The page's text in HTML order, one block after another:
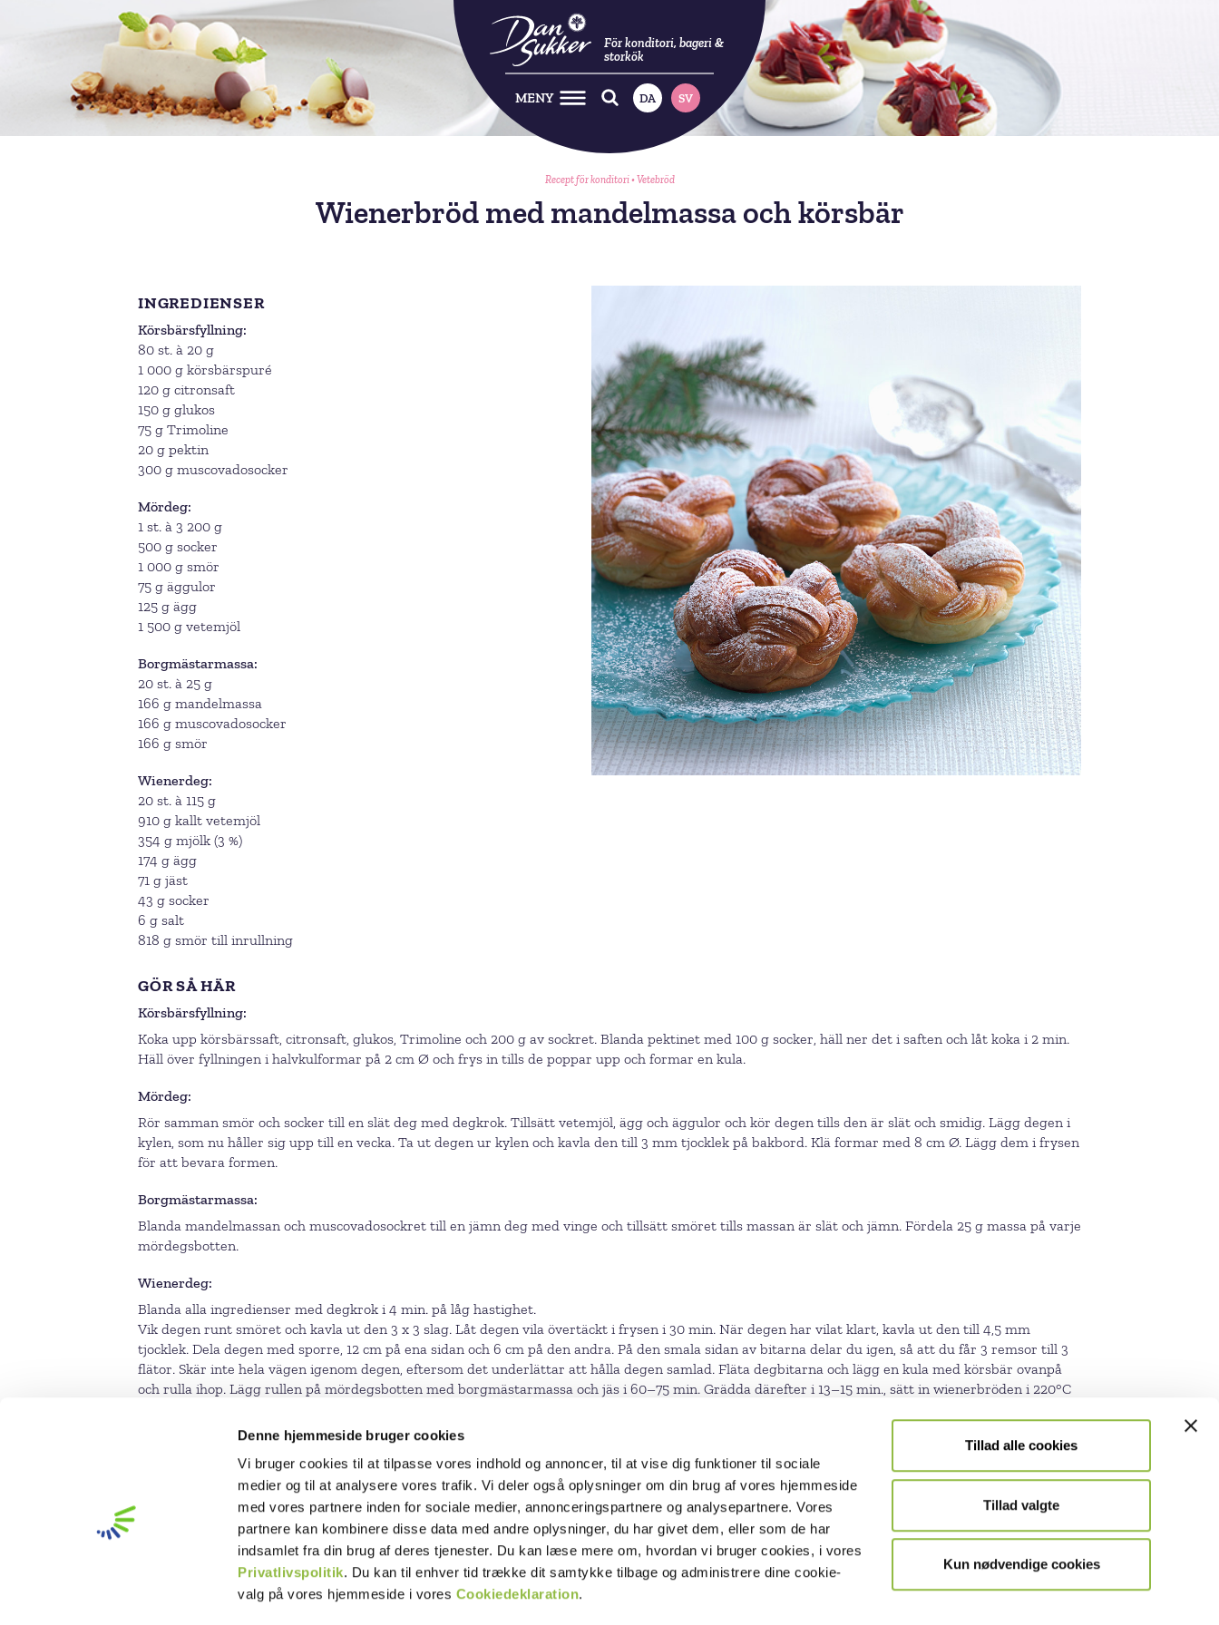
Denne hjemmeside bruger cookies
Vi bruger cookies til at tilpasse vores indhold og annoncer, til at vise dig funktioner til sociale
medier og til at analysere vores trafik. Vi deler også oplysninger om din brug af vores hjemmeside
med vores partnere inden for sociale medier, annonceringspartnere og analysepartnere. Vores
partnere kan kombinere disse data med andre oplysninger, du har givet dem, eller som de har
indsamlet fra din brug af deres tjenester. Du kan læse mere om, hvordan vi bruger cookies, i vores
Privatlivspolitik. Du kan til enhver tid trække dit samtykke tilbage og administrere dine cookie-
valg på vores hjemmeside i vores Cookiedeklaration.
Tillad alle cookies
Tillad valgte
Kun nødvendige cookies
För konditori, bageri &
storkök
MENY DA SV
Recept för konditori•Vetebröd
Wienerbröd med mandelmassa och körsbär
INGREDIENSER
Körsbärsfyllning
80 st. à 20 g
1 000 g körsbärspuré
120 g citronsaft
150 g glukos
75 g Trimoline
20 g pektin
300 g muscovadosocker
Mördeg
1 st. à 3 200 g
500 g socker
1 000 g smör
75 g äggulor
125 g ägg
1 500 g vetemjöl
Borgmästarmassa
20 st. à 25 g
166 g mandelmassa
166 g muscovadosocker
166 g smör
Wienerdeg
20 st. à 115 g
910 g kallt vetemjöl
354 g mjölk (3 %)
174 g ägg
71 g jäst
43 g socker
6 g salt
818 g smör till inrullning
GÖR SÅ HÄR
Körsbärsfyllning
Koka upp körsbärssaft, citronsaft, glukos, Trimoline och 200 g av sockret. Blanda pektinet med 100 g socker, häll ner det i saften och låt koka i 2 min.
Häll över fyllningen i halvkulformar på 2 cm Ø och frys in tills de poppar upp och formar en kula.
Mördeg
Rör samman smör och socker till en slät deg med degkrok. Tillsätt vetemjöl, ägg och äggulor och kör degen tills den är slät och smidig. Lägg degen i
kylen, som nu håller sig upp till en vecka. Ta ut degen ur kylen och kavla den till 3 mm tjocklek på bakbord. Klä formar med 8 cm Ø. Lägg dem i frysen
för att bevara formen.
Borgmästarmassa
Blanda mandelmassan och muscovadosockret till en jämn deg med vinge och tillsätt smöret tills massan är slät och jämn. Fördela 25 g massa på varje
mördegsbotten.
Wienerdeg
Blanda alla ingredienser med degkrok i 4 min. på låg hastighet.
Vik degen runt smöret och kavla ut den 3 x 3 slag. Låt degen vila övertäckt i frysen i 30 min. När degen har vilat klart, kavla ut den till 4,5 mm
tjocklek. Dela degen med sporre, 12 cm på ena sidan och 6 cm på den andra. På den smala sidan av bitarna delar du igen, så att du får 3 remsor till 3
flätor. Skär inte hela vägen igenom degen, eftersom det underlättar att hålla degen samlad. Fläta degbitarna och lägg en kula med körsbär ovanpå
och rulla ihop. Lägg rullen på mördegsbotten med borgmästarmassa och jäs i 60–75 min. Grädda därefter i 13–15 min., sätt in wienerbröden i 220°C
RECEPT
FILMER
PRODUKTER